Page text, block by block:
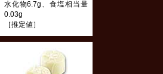
水化物6.7g、食塩相当量
0.03g
［推定値］